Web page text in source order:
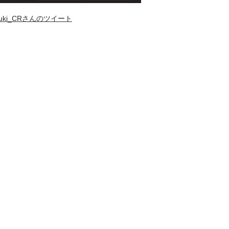
さんのツイート